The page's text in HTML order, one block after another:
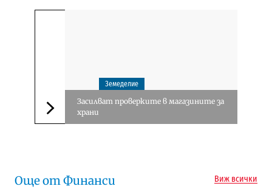
Следваща новина
Земеделие
Засилват проверките в магазините за
храни
Още от Финанси Виж всички